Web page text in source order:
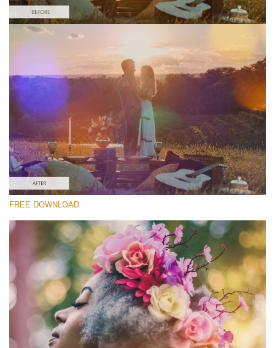
Please select
Free Light Leak Overlay #1
Light Leaks Effect
Free download
FREE DOWNLOAD